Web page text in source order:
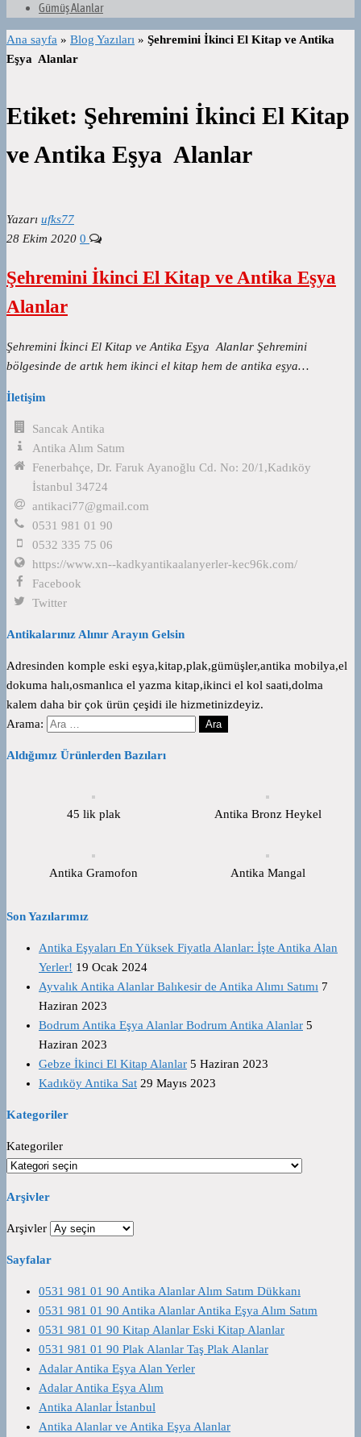
Gümüş Alanlar
Ana sayfa » Blog Yazıları » Şehremini İkinci El Kitap ve Antika
Eşya Alanlar
Etiket: Şehremini İkinci El Kitap
ve Antika Eşya Alanlar
Yazarı ufks77
28 Ekim 2020 0
Şehremini İkinci El Kitap ve Antika Eşya
Alanlar
Şehremini İkinci El Kitap ve Antika Eşya Alanlar Şehremini
bölgesinde de artık hem ikinci el kitap hem de antika eşya…
İletişim
Sancak Antika
Antika Alım Satım
Fenerbahçe, Dr. Faruk Ayanoğlu Cd. No: 20/1,Kadıköy
İstanbul 34724
antikaci77@gmail.com
0531 981 01 90
0532 335 75 06
https://www.xn--kadkyantikaalanyerler-kec96k.com/
Facebook
Twitter
Antikalarınız Alınır Arayın Gelsin
Adresinden komple eski eşya,kitap,plak,gümüşler,antika mobilya,el
dokuma halı,osmanlıca el yazma kitap,ikinci el kol saati,dolma
kalem daha bir çok ürün çeşidi ile hizmetinizdeyiz.
Arama:
Aldığımız Ürünlerden Bazıları
45 lik plak Antika Bronz Heykel
Antika Gramofon Antika Mangal
Son Yazılarımız
Antika Eşyaları En Yüksek Fiyatla Alanlar: İşte Antika Alan
Yerler! 19 Ocak 2024
Ayvalık Antika Alanlar Balıkesir de Antika Alımı Satımı 7
Haziran 2023
Bodrum Antika Eşya Alanlar Bodrum Antika Alanlar 5
Haziran 2023
Gebze İkinci El Kitap Alanlar 5 Haziran 2023
Kadıköy Antika Sat 29 Mayıs 2023
Kategoriler
Kategoriler
Arşivler
Arşivler
Sayfalar
0531 981 01 90 Antika Alanlar Alım Satım Dükkanı
0531 981 01 90 Antika Alanlar Antika Eşya Alım Satım
0531 981 01 90 Kitap Alanlar Eski Kitap Alanlar
0531 981 01 90 Plak Alanlar Taş Plak Alanlar
Adalar Antika Eşya Alan Yerler
Adalar Antika Eşya Alım
Antika Alanlar İstanbul
Antika Alanlar ve Antika Eşya Alanlar